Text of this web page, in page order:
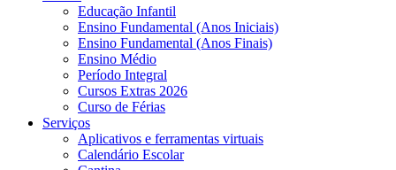
Educação Infantil
Ensino Fundamental (Anos Iniciais)
Ensino Fundamental (Anos Finais)
Ensino Médio
Período Integral
Cursos Extras 2026
Curso de Férias
Serviços
Aplicativos e ferramentas virtuais
Calendário Escolar